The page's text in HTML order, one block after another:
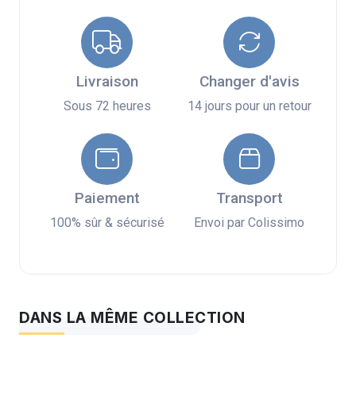
Livraison
Sous 72 heures
Changer d'avis
14 jours pour un retour
Paiement
100% sûr & sécurisé
Transport
Envoi par Colissimo
DANS LA MÊME COLLECTION